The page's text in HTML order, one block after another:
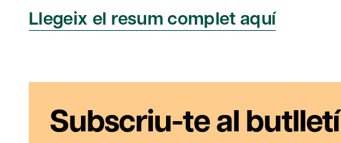
Llegeix el resum complet aquí
Subscriu-te al butlletí